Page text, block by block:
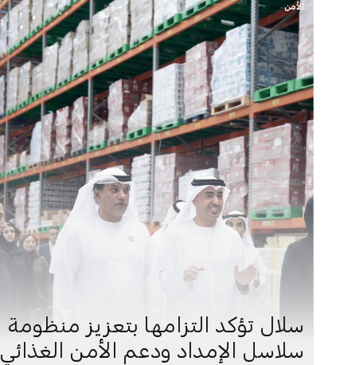
الأمن
سلال تؤكد التزامها بتعزيز منظومة
سلاسل الإمداد ودعم الأمن الغذائي